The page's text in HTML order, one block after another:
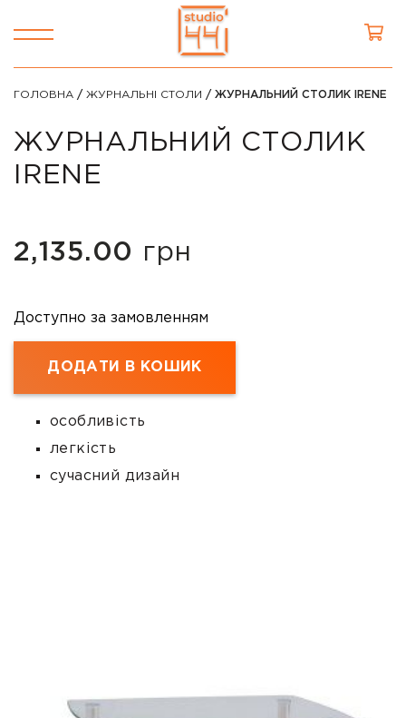
ГОЛОВНА / ЖУРНАЛЬНІ СТОЛИ / ЖУРНАЛЬНИЙ СТОЛИК IRENE
ЖУРНАЛЬНИЙ СТОЛИК
IRENE
2,135.00 грн
особливість
легкість
сучасний дизайн
Доступно за замовленням
ДОДАТИ В КОШИК